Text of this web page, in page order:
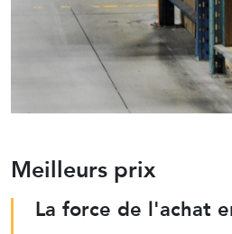
Meilleurs prix
La force de l'achat